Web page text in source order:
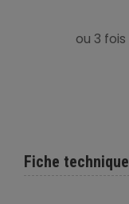
Fiche technique